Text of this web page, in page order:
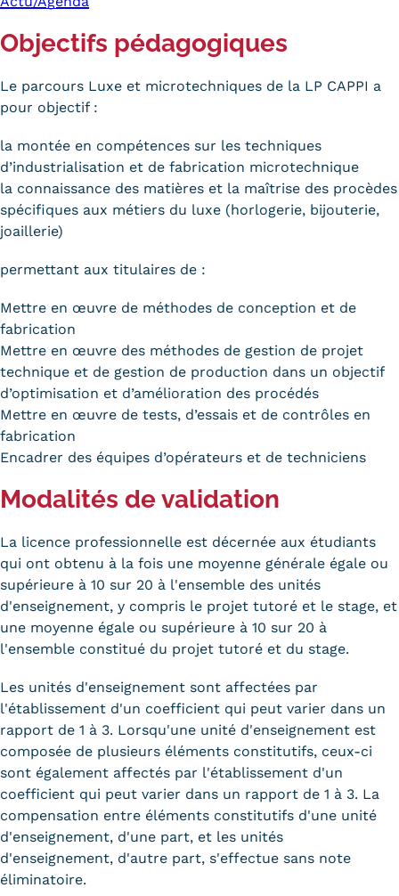
Alternance
Enseignement à distance
Validation des Acquis de
Validation des études
supérieures (VES)
professionnels et personnels
(VAPP)
Infos pratiques
Discrimination/égalité/mixité
Handi'Cnam
Témoignages
Statistiques
FAQ
Lexique
Téléchargements
Qualiopi
Le Cnam ICSV
Mobilité internationale et
Erasmus
Règlement intérieur
Infos élèves
Objectifs pédagogiques
Le parcours Luxe et microtechniques de la LP CAPPI a
pour objectif :
la montée en compétences sur les techniques
d’industrialisation et de fabrication microtechnique
la connaissance des matières et la maîtrise des procèdes
spécifiques aux métiers du luxe (horlogerie, bijouterie,
joaillerie)
permettant aux titulaires de :
Mettre en œuvre de méthodes de conception et de
fabrication
Mettre en œuvre des méthodes de gestion de projet
technique et de gestion de production dans un objectif
d’optimisation et d’amélioration des procédés
Mettre en œuvre de tests, d’essais et de contrôles en
fabrication
Encadrer des équipes d’opérateurs et de techniciens
Modalités de validation
La licence professionnelle est décernée aux étudiants
qui ont obtenu à la fois une moyenne générale égale ou
supérieure à 10 sur 20 à l'ensemble des unités
d'enseignement, y compris le projet tutoré et le stage, et
une moyenne égale ou supérieure à 10 sur 20 à
l'ensemble constitué du projet tutoré et du stage.
Les unités d'enseignement sont affectées par
l'établissement d'un coefficient qui peut varier dans un
rapport de 1 à 3. Lorsqu'une unité d'enseignement est
composée de plusieurs éléments constitutifs, ceux-ci
sont également affectés par l'établissement d'un
coefficient qui peut varier dans un rapport de 1 à 3. La
compensation entre éléments constitutifs d'une unité
d'enseignement, d'une part, et les unités
d'enseignement, d'autre part, s'effectue sans note
éliminatoire.